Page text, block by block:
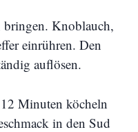
Knoblauch,
einrühren. Den
auflösen.
Minuten köcheln
in den Sud